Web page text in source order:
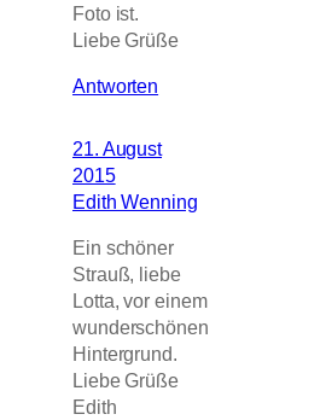
Foto ist.
Liebe Grüße
Antworten
21. August
2015
Edith Wenning
Ein schöner
Strauß, liebe
Lotta, vor einem
wunderschönen
Hintergrund.
Liebe Grüße
Edith